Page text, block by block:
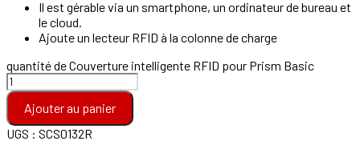
Il est gérable via un smartphone, un ordinateur de bureau et
le cloud.
Ajoute un lecteur RFID à la colonne de charge
quantité de Couverture intelligente RFID pour Prism Basic
Ajouter au panier
UGS : SCS0132R